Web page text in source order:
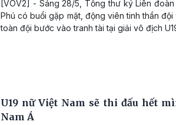
[VOV2] - Sáng 28/5, Tổng thư ký Liên
Phú có buổi gặp mặt, động viên tinh thần
toàn đội bước vào tranh tài tại giải vô địch
U19 nữ Việt Nam sẽ thi đấu hết
Nam Á